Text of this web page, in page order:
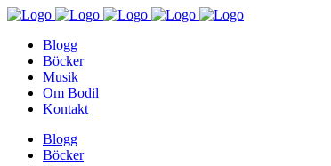
Blogg
Böcker
Musik
Om Bodil
Kontakt
Blogg
Böcker